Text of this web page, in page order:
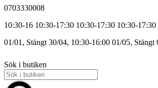
0703330008
10:30-16 10:30-17:30 10:30-17:30 10:30-17:30
01/01, Stängt 30/04, 10:30-16:00 01/05, Stängt
Sök i butiken